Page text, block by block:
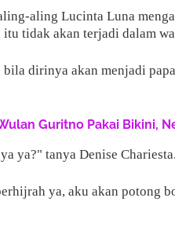
aling Lucinta Luna
itu tidak akan terjadi dalam
dirinya akan menjadi
Guritno Pakai Bikini,
ya?" tanya Denise Chariesta.
ya, aku akan potong